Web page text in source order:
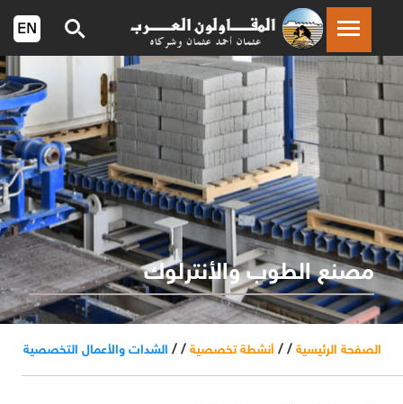
مصنع الطوب والأنترلوك
الصفحة الرئيسية / / أنشطة تخصصية / / الشدات والأعمال التخصصية